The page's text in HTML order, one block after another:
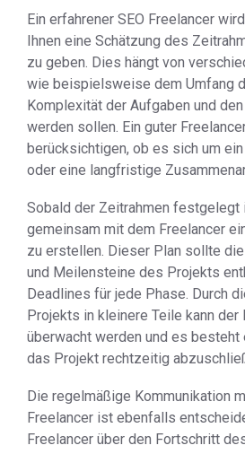
Ein erfahrener SEO Freelancer
Ihnen eine Schätzung des
zu geben. Dies hängt von
wie beispielsweise dem Umfang
Komplexität der Aufgaben und
werden sollen. Ein guter
berücksichtigen, ob es sich um
oder eine langfristige
Sobald der Zeitrahmen
gemeinsam mit dem Freelancer
zu erstellen. Dieser Plan sollte
und Meilensteine des Projekts
Deadlines für jede Phase. Durch
Projekts in kleinere Teile kann
überwacht werden und es besteht
das Projekt rechtzeitig
Die regelmäßige Kommunikation
Freelancer ist ebenfalls
Freelancer über den Fortschritt